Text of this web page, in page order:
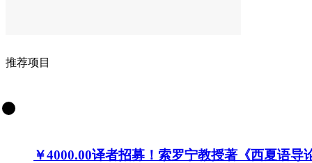
推荐项目
￥4000.00译者招募！索罗宁教授著《西夏语导